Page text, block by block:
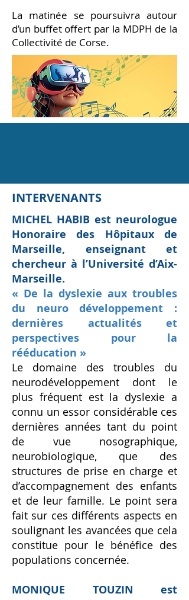
La matinée se poursuivra autour
d’un buffet offert par la MDPH de la
Collectivité de Corse.
INTERVENANTS
MICHEL HABIB est neurologue
Honoraire des Hôpitaux de
Marseille, enseignant et
chercheur à l’Université d’Aix-
Marseille.
« De la dyslexie aux troubles
du neuro développement :
dernières actualités et
perspectives pour la
rééducation »
Le domaine des troubles du
neurodéveloppement dont le
plus fréquent est la dyslexie a
connu un essor considérable ces
dernières années tant du point
de vue nosographique,
neurobiologique, que des
structures de prise en charge et
d’accompagnement des enfants
et de leur famille. Le point sera
fait sur ces différents aspects en
soulignant les avancées que cela
constitue pour le bénéfice des
populations concernée.
MONIQUE TOUZIN est